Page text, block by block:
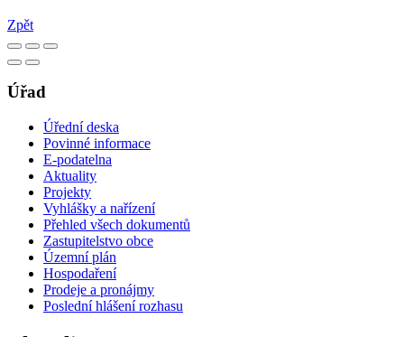
Zpět
Úřad
Úřední deska
Povinné informace
E-podatelna
Aktuality
Projekty
Vyhlášky a nařízení
Přehled všech dokumentů
Zastupitelstvo obce
Územní plán
Hospodaření
Prodeje a pronájmy
Poslední hlášení rozhasu